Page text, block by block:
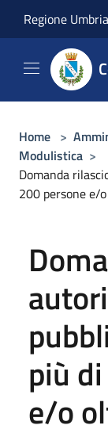
Regione Umbria
Home >
Modulistica >
Domanda
200 persone e/
più
e/o